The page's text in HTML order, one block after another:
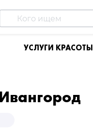
УСЛУГИ КРАСОТЫ